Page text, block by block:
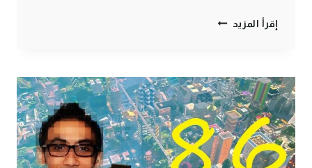
إقرأ المزيد ماين
الفلاح
#87
|
87#
MINECRAFT
: